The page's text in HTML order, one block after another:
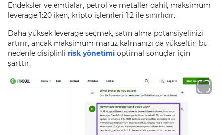
Endeksler ve emtialar, petrol ve metaller dahil, maksimum
leverage 1:20 iken, kripto işlemleri 1:2 ile sınırlıdır.
Daha yüksek leverage seçmek, satın alma potansiyelinizi
artırır, ancak maksimum maruz kalmanızı da yükseltir; bu
nedenle disiplinli risk yönetimi optimal sonuçlar için
şarttır.